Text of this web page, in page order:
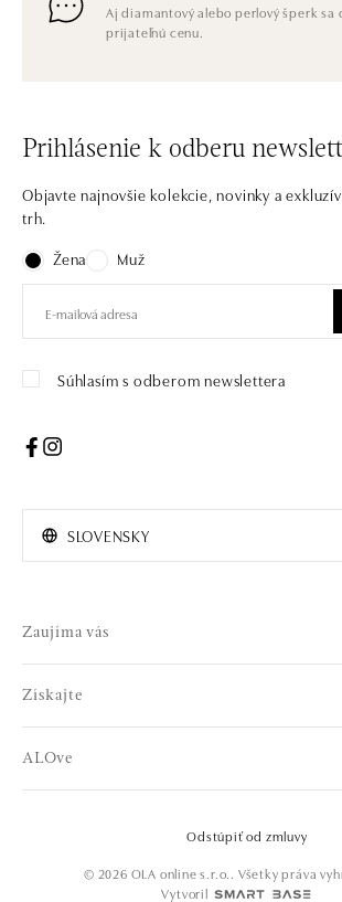
Aj diamantový alebo perlový šperk sa
prijateľnú cenu.
Prihlásenie k odberu
Objavte najnovšie kolekcie, novinky a
trh.
Žena
Muž
Súhlasím s odberom newslettera
SLOVENSKY
Zaujíma vás
Získajte
ALOve
© 2026 OLA online s.r.o.. Všetky práva
Vytvoril
Odstúpiť od zmluvy